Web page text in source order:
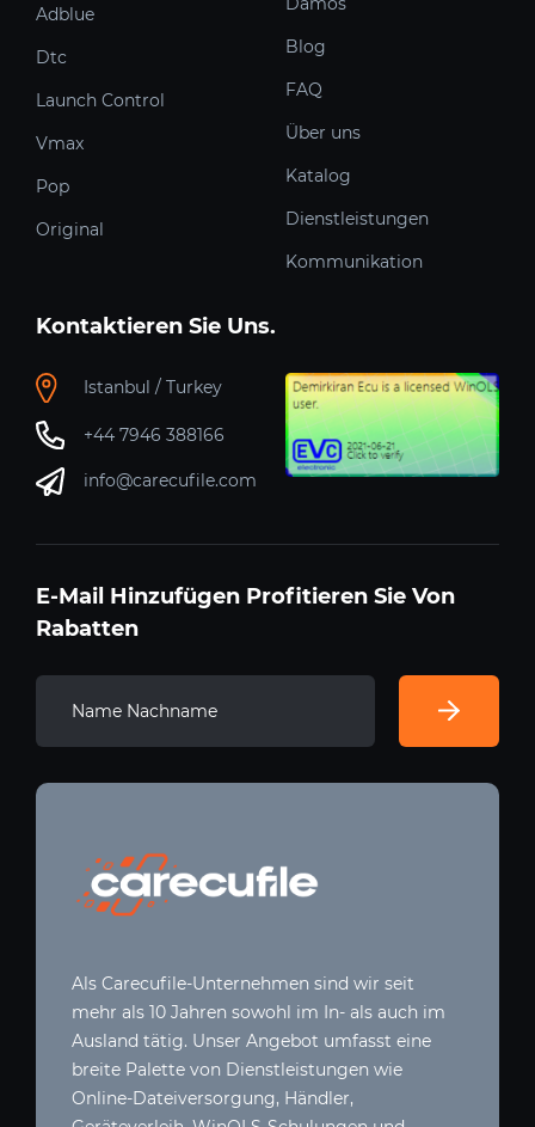
Adblue
Dtc
Launch Control
Vmax
Pop
Original
Blog
FAQ
Über uns
Katalog
Dienstleistungen
Kommunikation
Kontaktieren Sie Uns.
Istanbul / Turkey
+44 7946 388166
info@carecufile.com
E-Mail Hinzufügen Profitieren Sie Von
Rabatten
Als Carecufile-Unternehmen sind wir seit
mehr als 10 Jahren sowohl im In- als auch im
Ausland tätig. Unser Angebot umfasst eine
breite Palette von Dienstleistungen wie
Online-Dateiversorgung, Händler,